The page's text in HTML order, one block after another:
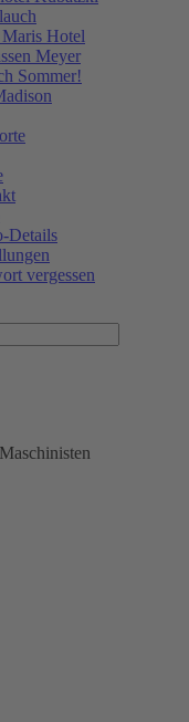
Maris Hotel
Meyer
Sommer!
Details
vergessen